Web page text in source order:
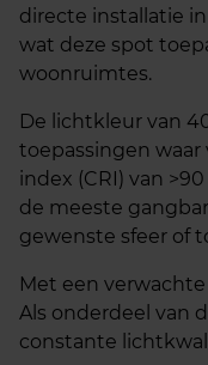
directe installatie
wat deze spot
woonruimtes.
De lichtkleur van
toepassingen
index (CRI) van
de meeste
gewenste sfeer of
Met een
Als onderdeel van
constante